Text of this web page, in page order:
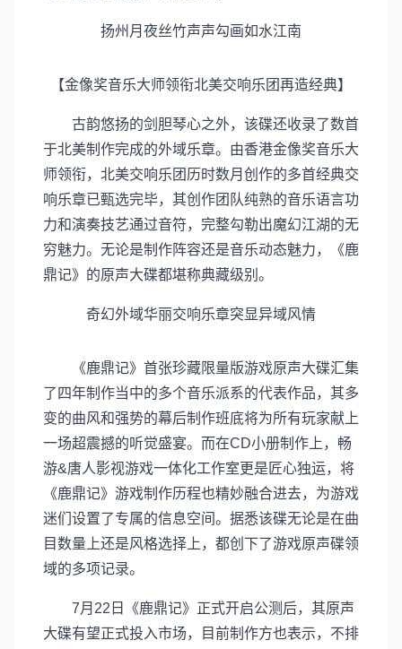
扬州月夜丝竹声声勾画如水江南
【金像奖音乐大师领衔北美交响乐团再造经典】
古韵悠扬的剑胆琴心之外，该碟还收录了数首
于北美制作完成的外域乐章。由香港金像奖音乐大
师领衔，北美交响乐团历时数月创作的多首经典交
响乐章已甄选完毕，其创作团队纯熟的音乐语言功
力和演奏技艺通过音符，完整勾勒出魔幻江湖的无
穷魅力。无论是制作阵容还是音乐动态魅力，《鹿
鼎记》的原声大碟都堪称典藏级别。
奇幻外域华丽交响乐章突显异域风情
《鹿鼎记》首张珍藏限量版游戏原声大碟汇集
了四年制作当中的多个音乐派系的代表作品，其多
变的曲风和强势的幕后制作班底将为所有玩家献上
一场超震撼的听觉盛宴。而在CD小册制作上，畅
游&唐人影视游戏一体化工作室更是匠心独运，将
《鹿鼎记》游戏制作历程也精妙融合进去，为游戏
迷们设置了专属的信息空间。据悉该碟无论是在曲
目数量上还是风格选择上，都创下了游戏原声碟领
域的多项记录。
7月22日《鹿鼎记》正式开启公测后，其原声
大碟有望正式投入市场，目前制作方也表示，不排